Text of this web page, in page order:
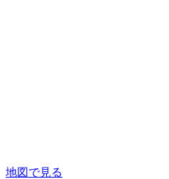
地図で見る